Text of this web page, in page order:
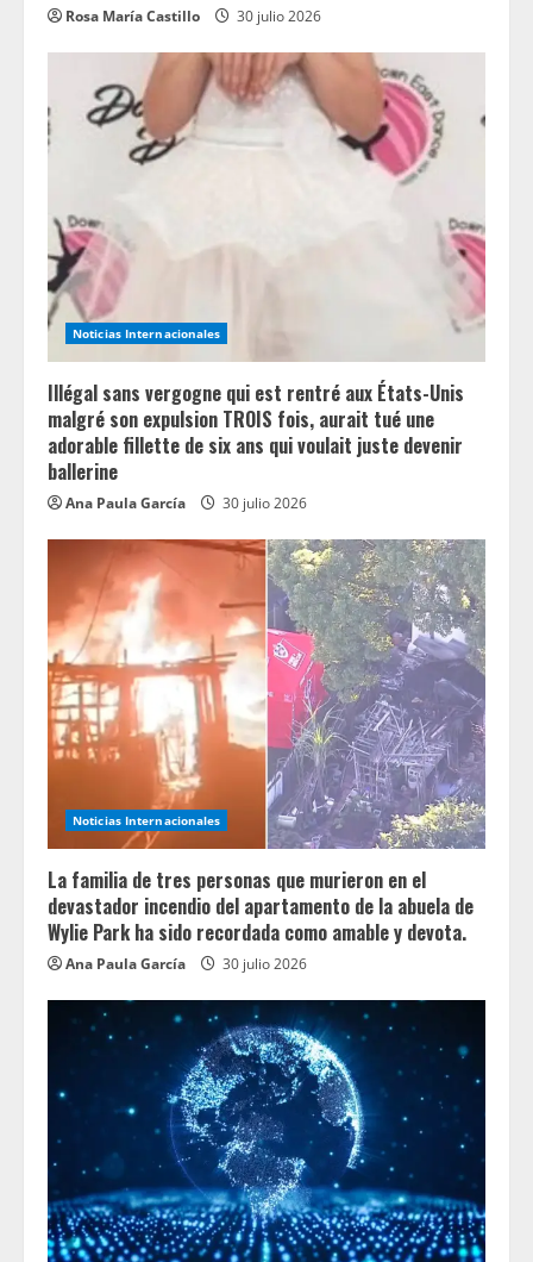
Rosa María Castillo 30 julio 2026
Noticias Internacionales
Illégal sans vergogne qui est rentré aux États-Unis
malgré son expulsion TROIS fois, aurait tué une
adorable fillette de six ans qui voulait juste devenir
ballerine
Ana Paula García 30 julio 2026
Noticias Internacionales
La familia de tres personas que murieron en el
devastador incendio del apartamento de la abuela de
Wylie Park ha sido recordada como amable y devota.
Ana Paula García 30 julio 2026